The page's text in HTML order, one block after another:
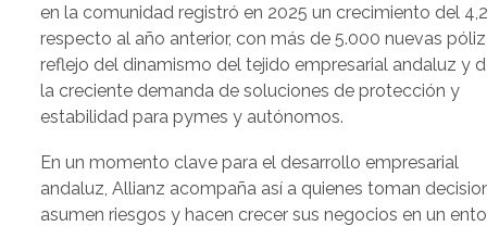
en la comunidad registró en 2025 un crecimiento del
respecto al año anterior, con más de 5.000 nuevas
reflejo del dinamismo del tejido empresarial andaluz y
la creciente demanda de soluciones de protección y
estabilidad para pymes y autónomos.
En un momento clave para el desarrollo empresarial
andaluz, Allianz acompaña así a quienes toman
asumen riesgos y hacen crecer sus negocios en un